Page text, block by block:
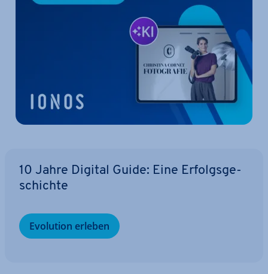
10 Jahre Digital Guide: Eine Er­folgs­ge­
schich­te
Evolution erleben